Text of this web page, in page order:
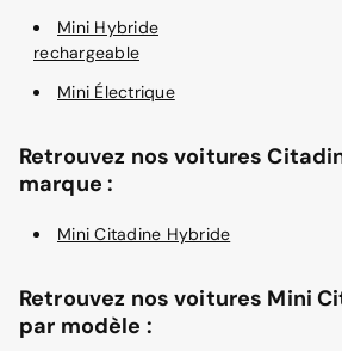
Mini Hybride
rechargeable
Mini Électrique
Retrouvez nos voitures
marque :
Mini Citadine Hybride
Retrouvez nos voitures Mini
par modèle :